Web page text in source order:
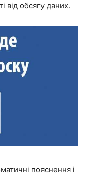
від обсягу даних.
пояснення і